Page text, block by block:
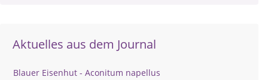
Aktuelles aus dem Journal
Blauer Eisenhut - Aconitum napellus